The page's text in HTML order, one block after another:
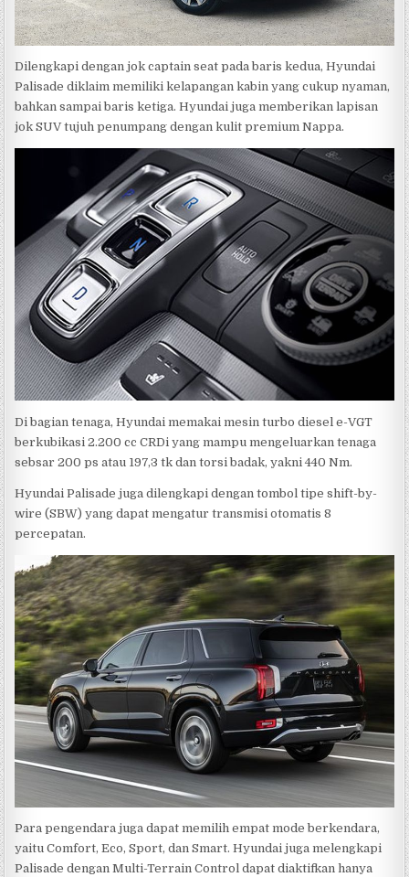
Dilengkapi dengan jok captain seat pada baris kedua, Hyundai
Palisade diklaim memiliki kelapangan kabin yang cukup nyaman,
bahkan sampai baris ketiga. Hyundai juga memberikan lapisan
jok SUV tujuh penumpang dengan kulit premium Nappa.
Di bagian tenaga, Hyundai memakai mesin turbo diesel e-VGT
berkubikasi 2.200 cc CRDi yang mampu mengeluarkan tenaga
sebsar 200 ps atau 197,3 tk dan torsi badak, yakni 440 Nm.
Hyundai Palisade juga dilengkapi dengan tombol tipe shift-by-
wire (SBW) yang dapat mengatur transmisi otomatis 8
percepatan.
Para pengendara juga dapat memilih empat mode berkendara,
yaitu Comfort, Eco, Sport, dan Smart. Hyundai juga melengkapi
Palisade dengan Multi-Terrain Control dapat diaktifkan hanya